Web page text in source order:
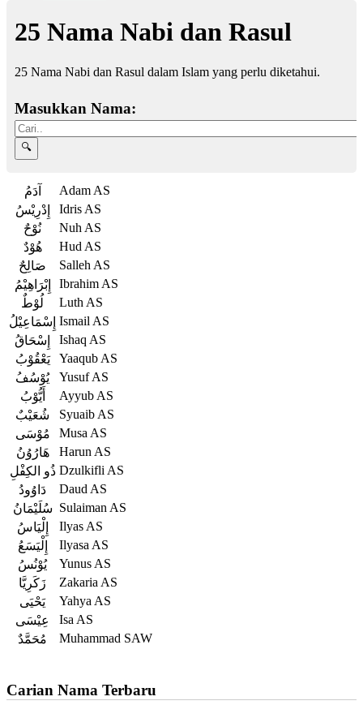
25 Nama Nabi dan Rasul
25 Nama Nabi dan Rasul dalam Islam yang perlu diketahui.
Masukkan Nama:
آدَمُ
Adam AS
إِدْرِيْسُ
Idris AS
نُوْحٌ
Nuh AS
هُوْدٌ
Hud AS
صَالِحٌ
Salleh AS
إِبْرَاهِيْمُ
Ibrahim AS
لُوْطٌ
Luth AS
إِسْمَاعِيْلُ Ismail AS
إِسْحَاقُ
Ishaq AS
يَعْقُوْبُ
Yaaqub AS
يُوْسُفُ
Yusuf AS
أَيُّوْبُ
Ayyub AS
شُعَيْبٌ
Syuaib AS
مُوْسَى
Musa AS
هَارُوُنُ
Harun AS
ذُو الكِفْلِ Dzulkifli AS
دَاوُودُ
Daud AS
سُلَيْمَانُ Sulaiman AS
إِلْيَاسُ
Ilyas AS
إِلْيَسَعُ
Ilyasa AS
يُوْنُسُ
Yunus AS
زَكَرِيَّا
Zakaria AS
يَحْيَى
Yahya AS
عِيْسَى
Isa AS
مُحَمَّدٌ
Muhammad SAW
Carian Nama Terbaru